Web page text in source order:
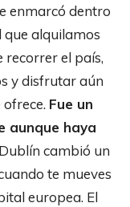
enmarcó dentro
que alquilamos
recorrer el país,
y disfrutar aún
Fue un
aunque haya
cambió un
te mueves
europea. El